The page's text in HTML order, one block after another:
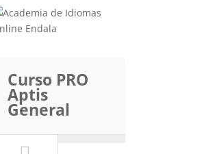
Curso PRO
Aptis
General